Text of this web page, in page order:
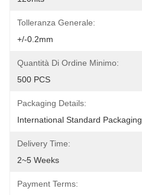
Tolleranza Generale:
+/-0.2mm
Quantità Di Ordine Minimo:
500 PCS
Packaging Details:
International Standard Packaging
Delivery Time:
2~5 Weeks
Payment Terms: